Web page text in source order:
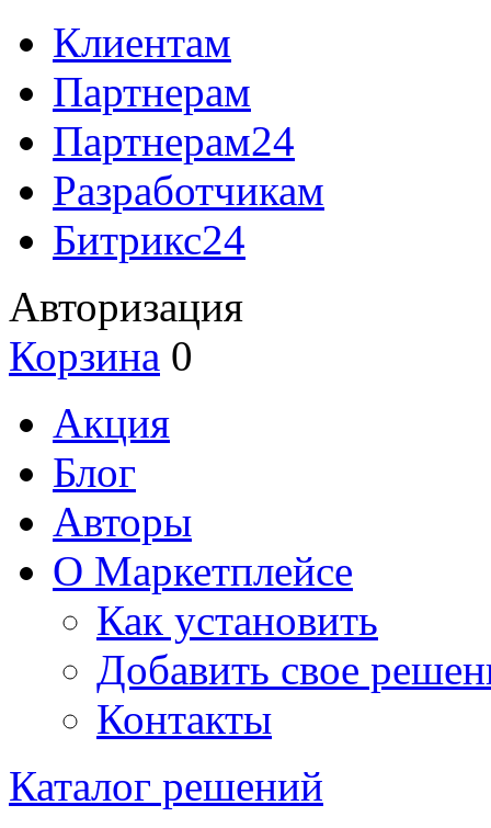
Клиентам
Партнерам
Партнерам24
Разработчикам
Битрикс24
Авторизация
Корзина 0
Акция
Блог
Авторы
О Маркетплейсе
Как установить
Добавить свое
Контакты
Каталог решений